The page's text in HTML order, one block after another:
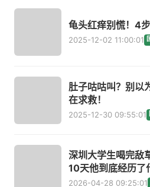
龟头红痒别慌！4
2025-12-02 11:00:01
肚子咕咕叫？别以
在求救！
2025-12-30 09:55:01
深圳大学生喝完敌
10天他到底经历了
2026-04-28 09:25:01